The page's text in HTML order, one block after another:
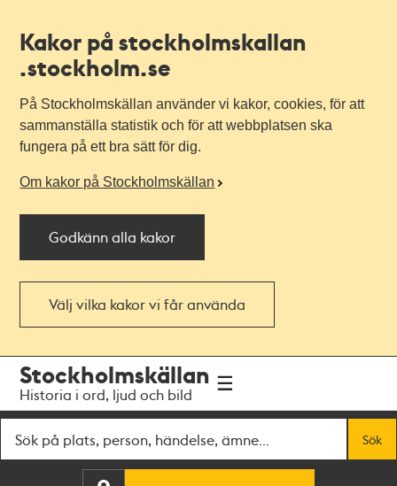
Kakor på stockholmskallan
.stockholm.se
På Stockholmskällan använder vi kakor, cookies, för att
sammanställa statistik och för att webbplatsen ska
fungera på ett bra sätt för dig.
Om kakor på Stockholmskällan
Godkänn alla kakor
Välj vilka kakor vi får använda
navigationen
huvudinnehållet
Stockholmskällan
Historia i ord, ljud och bild
Sök